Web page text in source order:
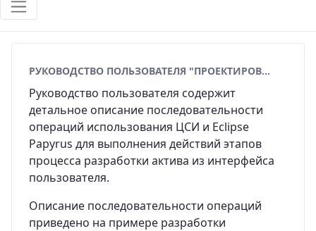
Methodological materials
РУКОВОДСТВО ПОЛЬЗОВАТЕЛЯ "ПРОЕКТИРОВАНИЕ ОБЪЕКТНОЙ МОДЕЛИ"
Руководство пользователя содержит
детальное описание последовательности
операций использования ЦСИ и Eclipse
Papyrus для выполнения действий этапов
процесса разработки актива из интерфейса
пользователя.
Описание последовательности операций
приведено на примере разработки